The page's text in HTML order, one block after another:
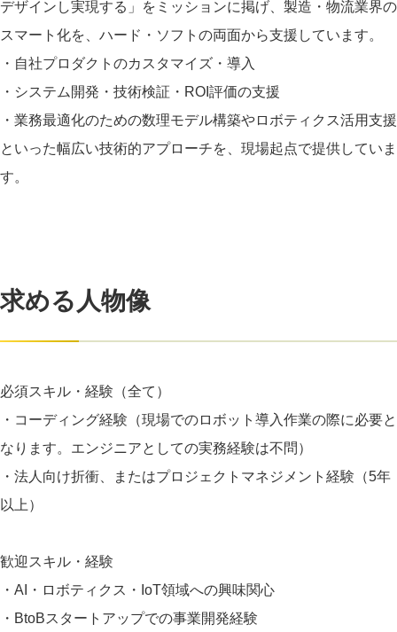
デザインし実現する」をミッションに掲げ、製造・物流業界の
スマート化を、ハード・ソフトの両面から支援しています。
・自社プロダクトのカスタマイズ・導入
・システム開発・技術検証・ROI評価の支援
・業務最適化のための数理モデル構築やロボティクス活用支援
といった幅広い技術的アプローチを、現場起点で提供していま
す。
求める人物像
必須スキル・経験（全て）
・コーディング経験（現場でのロボット導入作業の際に必要と
なります。エンジニアとしての実務経験は不問）
・法人向け折衝、またはプロジェクトマネジメント経験（5年
以上）
歓迎スキル・経験
・AI・ロボティクス・IoT領域への興味関心
・BtoBスタートアップでの事業開発経験